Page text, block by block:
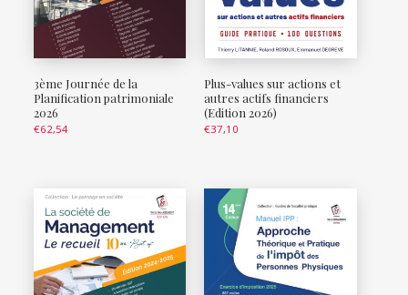
3ème Journée de la
Planification patrimoniale
2026
€62,54
Plus-values sur actions et
autres actifs financiers
(Edition 2026)
€37,10